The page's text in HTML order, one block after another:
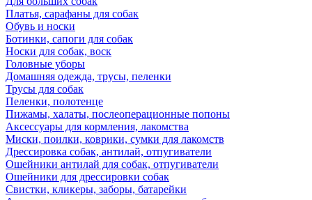
Платья, сарафаны для собак
Обувь и носки
Ботинки, сапоги для собак
Носки для собак, воск
Головные уборы
Домашняя одежда, трусы, пеленки
Трусы для собак
Пеленки, полотенце
Пижамы, халаты, послеоперационные попоны
Аксессуары для кормления, лакомства
Миски, поилки, коврики, сумки для лакомств
Дрессировка собак, антилай, отпугиватели
Ошейники антилай для собак, отпугиватели
Ошейники для дрессировки собак
Свистки, кликеры, заборы, батарейки